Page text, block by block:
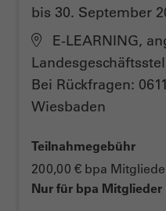
bis 30. September
E-LEARNING,
Bei Rückfragen:
Wiesbaden
Teilnahmegebühr
200,00 € bpa
Nur für bpa Mitglieder